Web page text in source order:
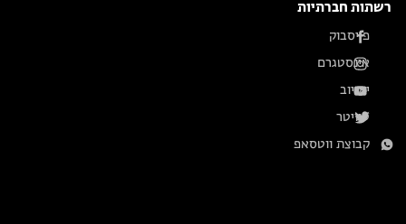
רשתות חברתיות
פייסבוק
אינסטגרם
יוטיוב
טוויטר
קבוצת ווטסאפ